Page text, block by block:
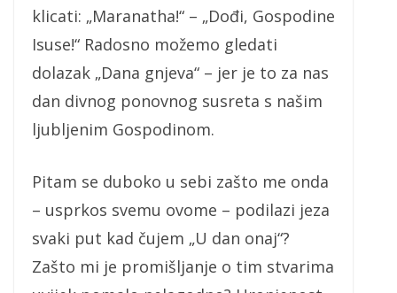
klicati: „Maranatha!“ – „Dođi, Gospodine
Isuse!“ Radosno možemo gledati
dolazak „Dana gnjeva“ – jer je to za nas
dan divnog ponovnog susreta s našim
ljubljenim Gospodinom.
Pitam se duboko u sebi zašto me onda
– usprkos svemu ovome – podilazi jeza
svaki put kad čujem „U dan onaj“?
Zašto mi je promišljanje o tim stvarima